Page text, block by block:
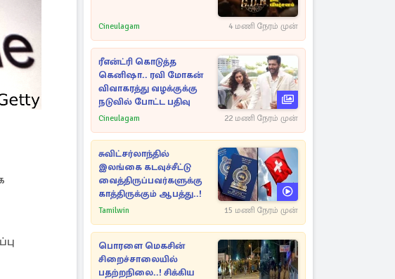
Cineulagam 4 மணி நேரம் முன்
ரீஎன்ட்ரி கொடுத்த
கெனிஷா.. ரவி மோகன்
விவாகரத்து வழக்குக்கு
நடுவில் போட்ட பதிவு
Cineulagam 22 மணி நேரம் முன்
சுவிட்சர்லாந்தில்
இலங்கை கடவுச்சீட்டு
வைத்திருப்பவர்களுக்கு
காத்திருக்கும் ஆபத்து..!
Tamilwin 15 மணி நேரம் முன்
பொரளை மெகசின்
சிறைச்சாலையில்
பதற்றநிலை..! சிக்கிய